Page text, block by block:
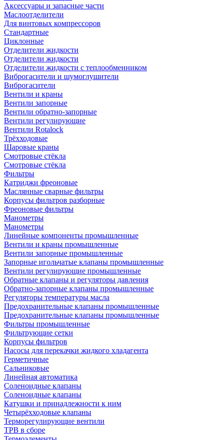
Аксессуары и запасные части
Маслоотделители
Для винтовых компрессоров
Стандартные
Циклонные
Отделители жидкости
Отделители жидкости
Отделители жидкости с теплообменником
Виброгасители и шумоглушители
Виброгасители
Вентили и краны
Вентили запорные
Вентили обратно-запорные
Вентили регулирующие
Вентили Rotalock
Трёхходовые
Шаровые краны
Смотровые стёкла
Смотровые стёкла
Фильтры
Катриджи фреоновые
Маслянные сварные фильтры
Корпусы фильтров разборные
Фреоновые фильтры
Манометры
Манометры
Линейные компоненты промышленные
Вентили и краны промышленные
Вентили запорные промышленные
Запорные игольчатые клапаны промышленные
Вентили регулирующие промышленные
Обратные клапаны и регуляторы давления
Обратно-запорные клапаны промышленные
Регуляторы температуры масла
Предохранительные клапаны промышленные
Предохранительные клапаны промышленные
Фильтры промышленные
Фильтрующие сетки
Корпусы фильтров
Насосы для перекачки жидкого хладагента
Герметичные
Сальниковые
Линейная автоматика
Соленоидные клапаны
Соленоидные клапаны
Катушки и принадлежности к ним
Четырёхходовые клапаны
Терморегулирующие вентили
ТРВ в сборе